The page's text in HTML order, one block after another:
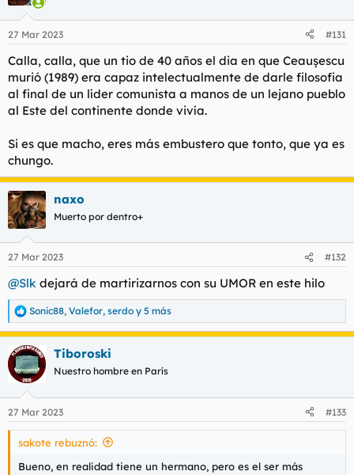
27 Mar 2023 #131
Calla, calla, que un tio de 40 años el dia en que Ceaușescu
murió (1989) era capaz intelectualmente de darle filosofia
al final de un líder comunista a manos de un lejano pueblo
al Este del continente donde vivía.
Si es que macho, eres más embustero que tonto, que ya es
chungo.
naxo
Muerto por dentro+
27 Mar 2023 #132
@Slk dejará de martirizarnos con su UMOR en este hilo
R
e
a
c
c
i
e
s
Sonic88, Valefor, serdo y 5 más
Tiboroski
Nuestro hombre en París
27 Mar 2023 #133
sakote rebuznó:
Bueno, en realidad tiene un hermano, pero es el ser más